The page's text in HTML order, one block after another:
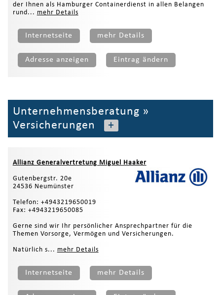
der Ihnen als Hamburger Containerdienst in allen Belangen
rund... mehr Details
Internetseite mehr Details
Adresse anzeigen Eintrag ändern
Unternehmensberatung »
Versicherungen
+
Allianz Generalvertretung Miguel Haaker
Gutenbergstr. 20e
24536 Neumünster
Telefon: +4943219650019
Fax: +4943219650085
Gerne sind wir Ihr persönlicher Ansprechpartner für die
Themen Vorsorge, Vermögen und Versicherungen.
Natürlich s... mehr Details
Internetseite mehr Details